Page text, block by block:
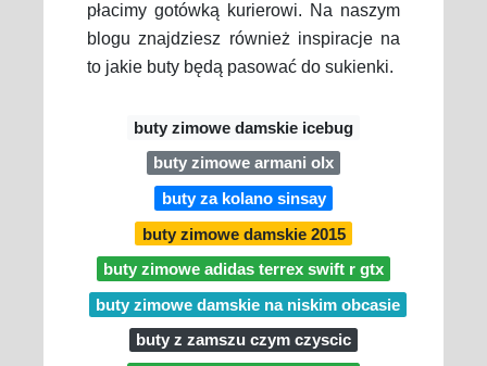
płacimy gotówką kurierowi. Na naszym
blogu znajdziesz również inspiracje na
to jakie buty będą pasować do sukienki.
buty zimowe damskie icebug
buty zimowe armani olx
buty za kolano sinsay
buty zimowe damskie 2015
buty zimowe adidas terrex swift r gtx
buty zimowe damskie na niskim obcasie
buty z zamszu czym czyscic